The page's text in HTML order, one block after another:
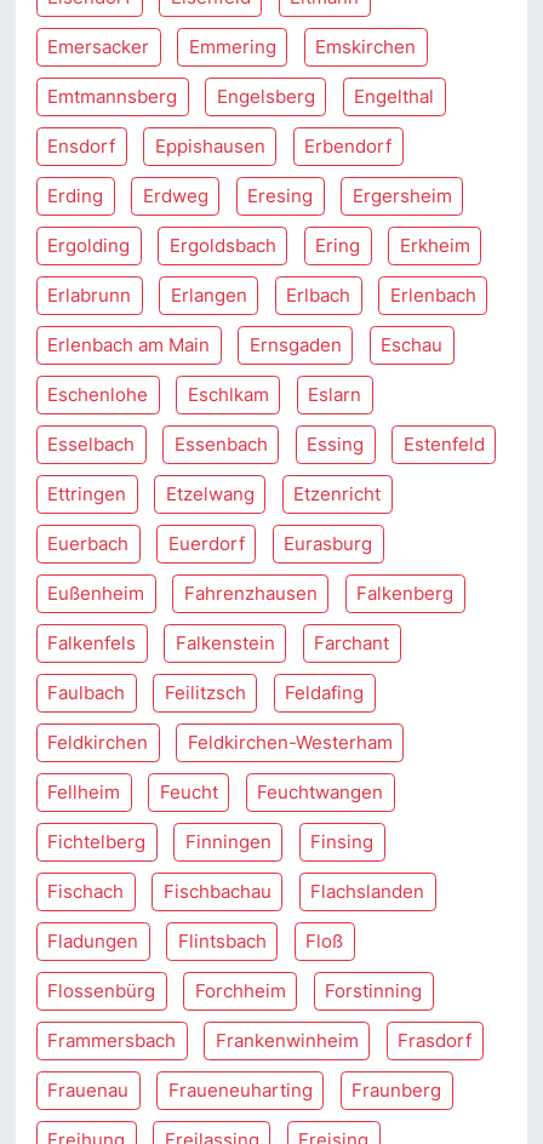
Emersacker Emmering Emskirchen
Emtmannsberg Engelsberg Engelthal
Ensdorf Eppishausen Erbendorf
Erding Erdweg Eresing Ergersheim
Ergolding Ergoldsbach Ering Erkheim
Erlabrunn Erlangen Erlbach Erlenbach
Erlenbach am Main Ernsgaden Eschau
Eschenlohe Eschlkam Eslarn
Esselbach Essenbach Essing Estenfeld
Ettringen Etzelwang Etzenricht
Euerbach Euerdorf Eurasburg
Eußenheim Fahrenzhausen Falkenberg
Falkenfels Falkenstein Farchant
Faulbach Feilitzsch Feldafing
Feldkirchen Feldkirchen-Westerham
Fellheim Feucht Feuchtwangen
Fichtelberg Finningen Finsing
Fischach Fischbachau Flachslanden
Fladungen Flintsbach Floß
Flossenbürg Forchheim Forstinning
Frammersbach Frankenwinheim Frasdorf
Frauenau Fraueneuharting Fraunberg